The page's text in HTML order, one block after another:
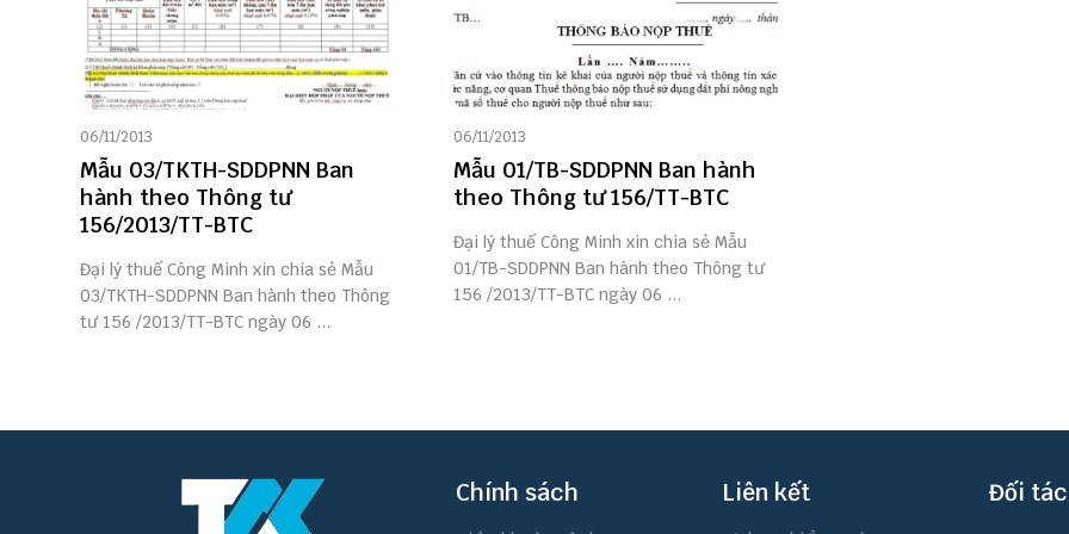
06/11/2013
Mẫu 03/TKTH-SDDPNN Ban
hành theo Thông tư
156/2013/TT-BTC
Đại lý thuế Công Minh xin chia sẻ Mẫu
03/TKTH-SDDPNN Ban hành theo Thông
tư 156 /2013/TT-BTC ngày 06 ...
06/11/2013
Mẫu 01/TB-SDDPNN Ban hành
theo Thông tư 156/TT-BTC
Đại lý thuế Công Minh xin chia sẻ Mẫu
01/TB-SDDPNN Ban hành theo Thông tư
156 /2013/TT-BTC ngày 06 ...
Chính sách Liên kết Đối tác